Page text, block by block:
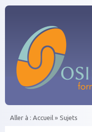
Aller au contenu principal
Aller à : Accueil » Sujets